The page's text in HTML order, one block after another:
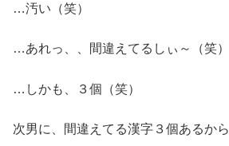
…汚い（笑）
…あれっ、、間違えてるしぃ～（笑）
…しかも、３個（笑）
次男に、間違えてる漢字３個あるか